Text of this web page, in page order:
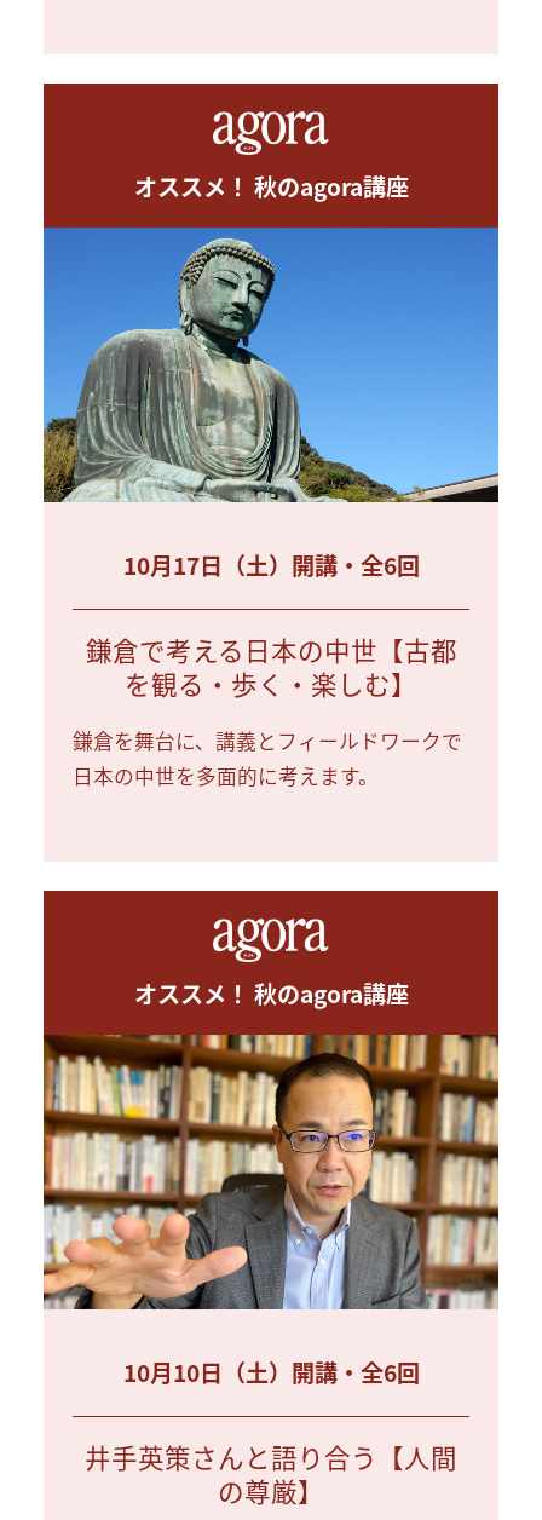
オススメ！ 秋のagora講座
10月17日（土）開講・全6回
鎌倉で考える日本の中世【古都
を観る・歩く・楽しむ】
鎌倉を舞台に、講義とフィールドワークで
日本の中世を多面的に考えます。
オススメ！ 秋のagora講座
10月10日（土）開講・全6回
井手英策さんと語り合う【人間
の尊厳】